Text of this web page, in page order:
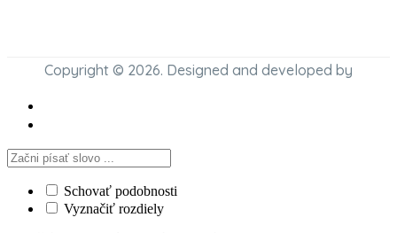
Copyright © 2026. Designed and developed by
Schovať podobnosti
Vyznačiť rozdiely